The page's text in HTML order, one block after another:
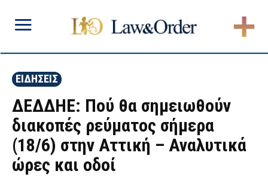
ΕΙΔΗΣΕΙΣ
ΔΕΔΔΗΕ: Πού θα σημειωθούν
διακοπές ρεύματος σήμερα
(18/6) στην Αττική – Αναλυτικά
ώρες και οδοί